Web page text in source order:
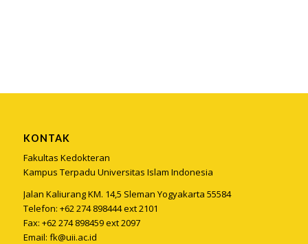
KONTAK
Fakultas Kedokteran
Kampus Terpadu Universitas Islam Indonesia
Jalan Kaliurang KM. 14,5 Sleman Yogyakarta 55584
Telefon: +62 274 898444 ext 2101
Fax: +62 274 898459 ext 2097
Email: fk@uii.ac.id